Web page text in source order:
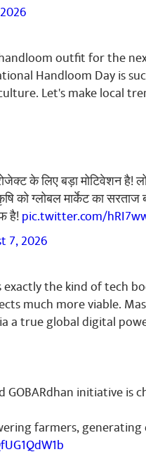
मेहनत और देश के लिए समर्पण एक
outfit for the
Handloom Day is
Let's make local
के लिए बड़ा मोटिवेशन है!
को ग्लोबल मार्केट का सरताज
है!pic.twitter.com/
7, 2026
the kind of tech
much more viable.
a true global digital
initiative is
farmers,